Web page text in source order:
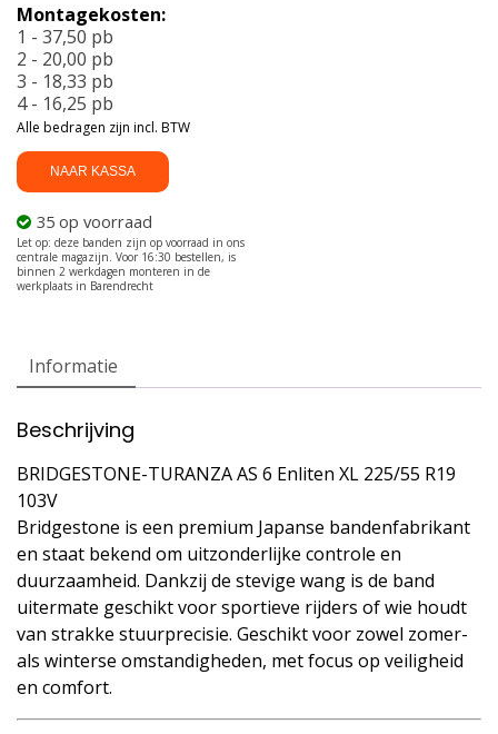
6
Enliten
XL
225/55
R19
103V
aantal
NAAR KASSA
35 op voorraad
Montagekosten:
1 - 37,50 pb
2 - 20,00 pb
3 - 18,33 pb
4 - 16,25 pb
Alle bedragen zijn incl. BTW
Informatie
Beschrijving
BRIDGESTONE-TURANZA AS 6 Enliten XL 225/55 R19
103V
Bridgestone is een premium Japanse bandenfabrikant
en staat bekend om uitzonderlijke controle en
duurzaamheid. Dankzij de stevige wang is de band
uitermate geschikt voor sportieve rijders of wie houdt
van strakke stuurprecisie. Geschikt voor zowel zomer-
als winterse omstandigheden, met focus op veiligheid
en comfort.